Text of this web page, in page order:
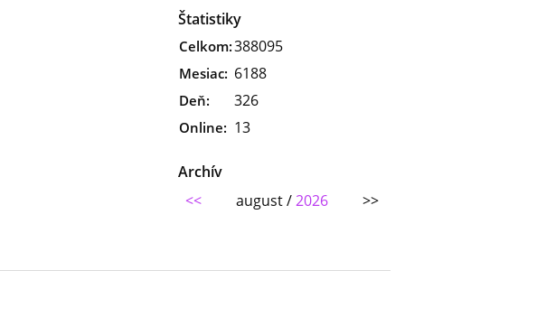
Štatistiky
Online: 13
Celkom:388095
Mesiac: 6188
Deň: 326
Archív
<<
august /2026 >>